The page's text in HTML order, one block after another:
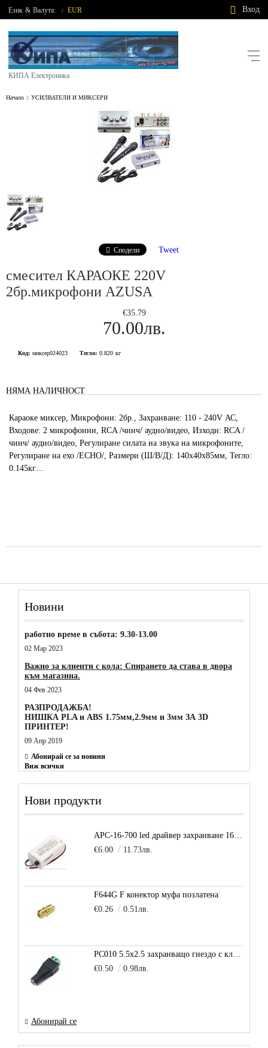
Език & Валута: / EUR Вход
КИПА Електроника
Начало УСИЛВАТЕЛИ И МИКСЕРИ
Сподели Tweet
смесител КАРАОКЕ 220V
2бр.микрофони AZUSA
€35.79
70.00лв.
Код: миксер024023 Тегло: 0.820 кг
НЯМА НАЛИЧНОСТ
Караоке миксер, Микрофони: 2бр., Захранване: 110 - 240V АС,
Входове: 2 микрофонни, RCA /чинч/ аудио/видео, Изходи: RCA /
чинч/ аудио/видео, Регулиране силата на звука на микрофоните,
Регулиране на ехо /ECHO/, Размери (Ш/В/Д): 140х40х85мм, Тегло:
0.145кг…
Новини
работно време в събота: 9.30-13.00
02 Мар 2023
Важно за клиенти с кола: Спирането да става в двора
към магазина.
04 Фев 2023
РАЗПРОДАЖБА!
НИШКА PLA и ABS 1.75мм,2.9мм и 3мм ЗА 3D
ПРИНТЕР!
09 Апр 2019
Абонирай се за новини
Виж всички
Нови продукти
APC-16-700 led драйвер захранване 16.8W 700mA
€6.00
11.73лв.
F644G F конектор муфа позлатена
€0.26
0.51лв.
PC010 5.5x2.5 захранващо гнездо с клема за кабел
€0.50
0.98лв.
Абонирай се